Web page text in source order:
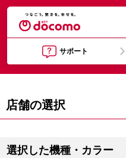
サポート
店舗の選択
選択した機種・カラー